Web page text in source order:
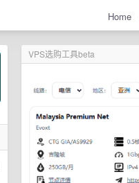
Home
VPS选购工具beta